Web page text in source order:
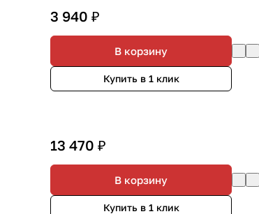
3 940 ₽
В корзину
Купить в 1 клик
13 470 ₽
В корзину
Купить в 1 клик